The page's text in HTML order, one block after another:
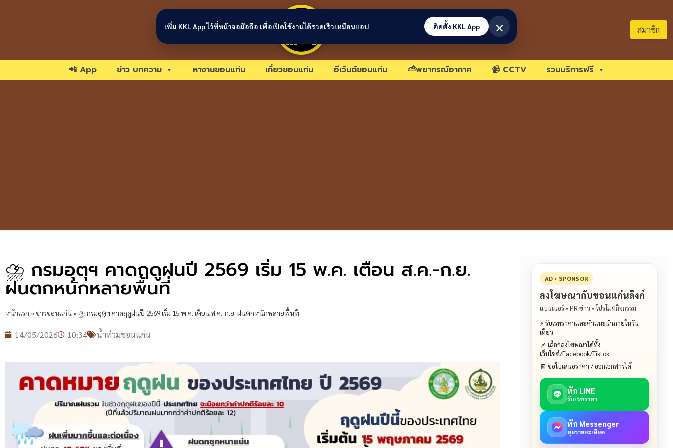
ขอนแก่นลิงก์ สมาชิก
📲 App ข่าว บทความ หางานขอนแก่น เที่ยวขอนแก่น อีเว้นต์ขอนแก่น ⛅พยากรณ์อากาศ 📹 CCTV รวมบริการฟรี
⛈️ กรมอุตุฯ คาดฤดูฝนปี 2569 เริ่ม 15 พ.ค. เตือน ส.ค.-ก.ย.
ฝนตกหนักหลายพื้นที่
หน้าแรก »ข่าวขอนแก่น» ⛈️ กรมอุตุฯ คาดฤดูฝนปี 2569 เริ่ม 15 พ.ค. เตือน ส.ค.-ก.ย. ฝนตกหนักหลายพื้นที่
14/05/2026 10:34 น้ำท่วมขอนแก่น
AD • SPONSOR
ลงโฆษณากับขอนแก่นลิงก์
แบนเนอร์ • PR ข่าว • โปรโมตกิจกรรม
⚡ รับเรทราคาและคำแนะนำภายในวัน
เดียว
📌 เลือกลงโฆษณาได้ทั้ง
เว็บไซต์/Facebook/Tiktok
🧾 ขอใบเสนอราคา / ออกเอกสารได้
ทัก LINE
รับเรทราคา
ทัก Messenger
คุยรายละเอียด
เพิ่ม KKL App ไว้ที่หน้าจอมือถือ เพื่อเปิดใช้งานได้รวดเร็วเหมือนแอป ติดตั้ง KKL App ×